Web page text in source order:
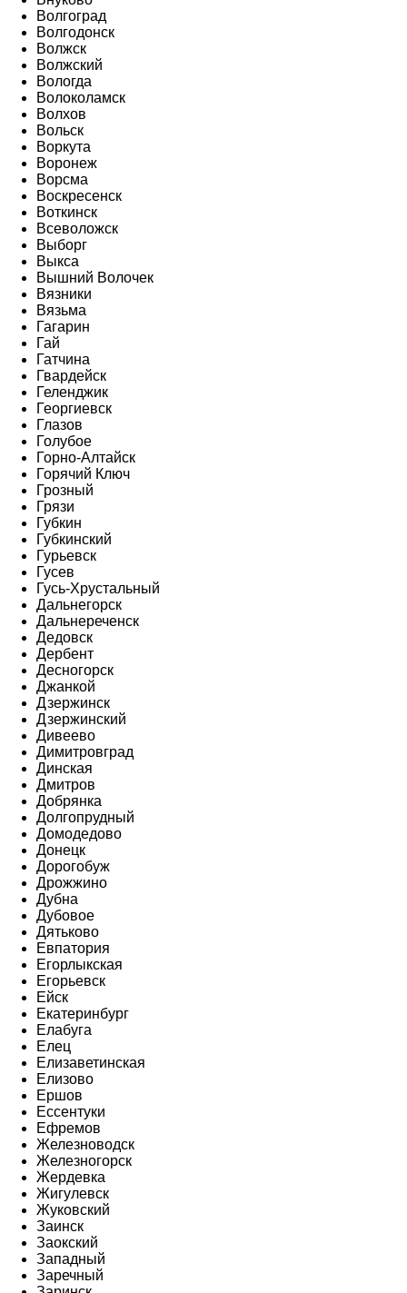
Волгоград
Волгодонск
Волжск
Волжский
Вологда
Волоколамск
Волхов
Вольск
Воркута
Воронеж
Ворсма
Воскресенск
Воткинск
Всеволожск
Выборг
Выкса
Вышний Волочек
Вязники
Вязьма
Гагарин
Гай
Гатчина
Гвардейск
Геленджик
Георгиевск
Глазов
Голубое
Горно-Алтайск
Горячий Ключ
Грозный
Грязи
Губкин
Губкинский
Гурьевск
Гусев
Гусь-Хрустальный
Дальнегорск
Дальнереченск
Дедовск
Дербент
Десногорск
Джанкой
Дзержинск
Дзержинский
Дивеево
Димитровград
Динская
Дмитров
Добрянка
Долгопрудный
Домодедово
Донецк
Дорогобуж
Дрожжино
Дубна
Дубовое
Дятьково
Евпатория
Егорлыкская
Егорьевск
Ейск
Екатеринбург
Елабуга
Елец
Елизаветинская
Елизово
Ершов
Ессентуки
Ефремов
Железноводск
Железногорск
Жердевка
Жигулевск
Жуковский
Заинск
Заокский
Западный
Заречный